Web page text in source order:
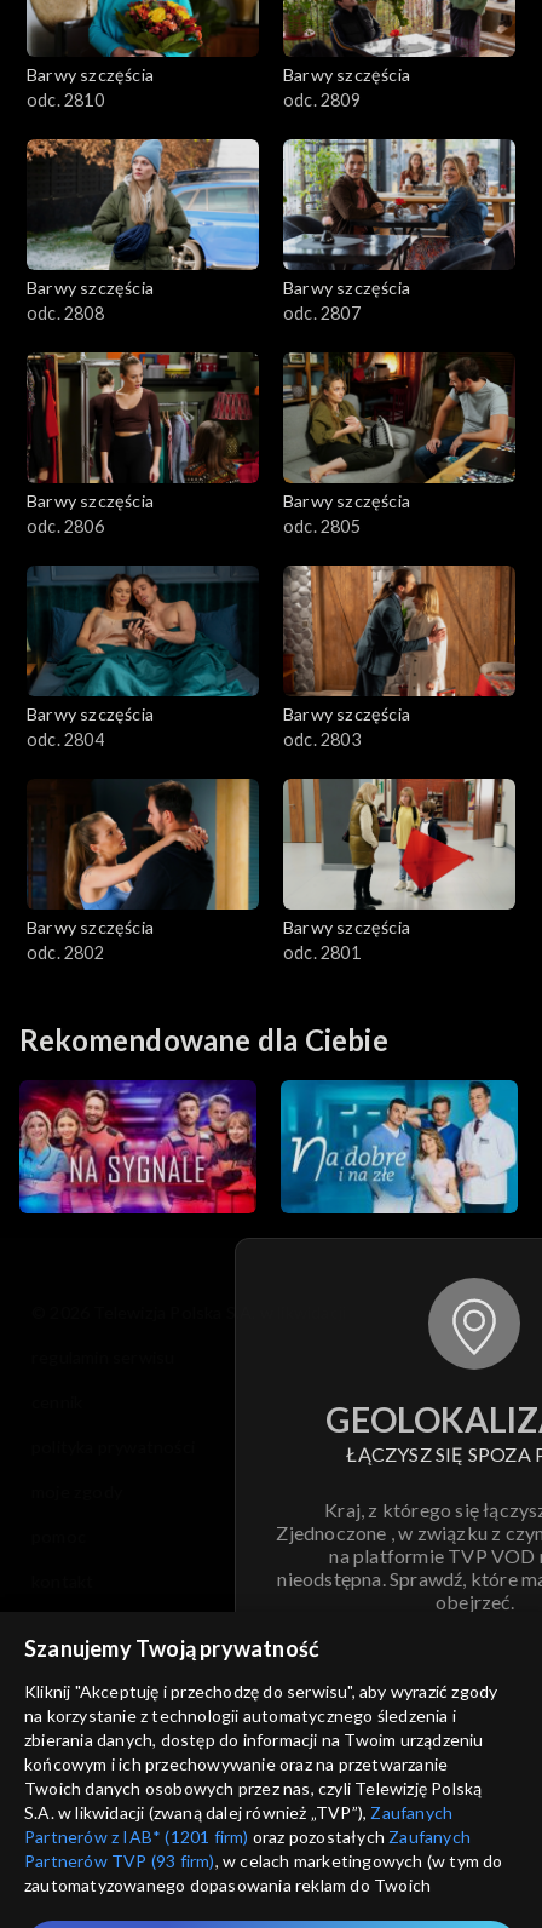
Barwy szczęścia
odc. 2810
Barwy szczęścia
odc. 2809
Barwy szczęścia
odc. 2808
Barwy szczęścia
odc. 2807
Barwy szczęścia
odc. 2806
Barwy szczęścia
odc. 2805
Barwy szczęścia
odc. 2804
Barwy szczęścia
odc. 2803
Barwy szczęścia
odc. 2802
Barwy szczęścia
odc. 2801
Rekomendowane dla Ciebie
ŁĄCZYSZ SIĘ SPOZA
Kraj, z którego się
Zjednoczone , w związku z
na platformie TVP VOD
nieodstępna. Sprawdź, które
obejrzeć.
ANULUJ
informacje o dostawcy usług
Szanujemy Twoją prywatność
Kliknij "Akceptuję i przechodzę do serwisu", aby wyrazić zgody
na korzystanie z technologii automatycznego śledzenia i
zbierania danych, dostęp do informacji na Twoim urządzeniu
końcowym i ich przechowywanie oraz na przetwarzanie
Twoich danych osobowych przez nas, czyli Telewizję Polską
S.A. w likwidacji (zwaną dalej również „TVP”), Zaufanych
Partnerów z IAB* (1201 firm) oraz pozostałych Zaufanych
Partnerów TVP (93 firm), w celach marketingowych (w tym do
zautomatyzowanego dopasowania reklam do Twoich